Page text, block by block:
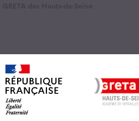
GRETA des Hauts-de-Seine